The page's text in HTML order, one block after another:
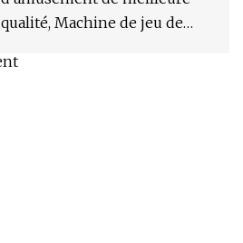
qualité, Machine de jeu de
Fusion 1